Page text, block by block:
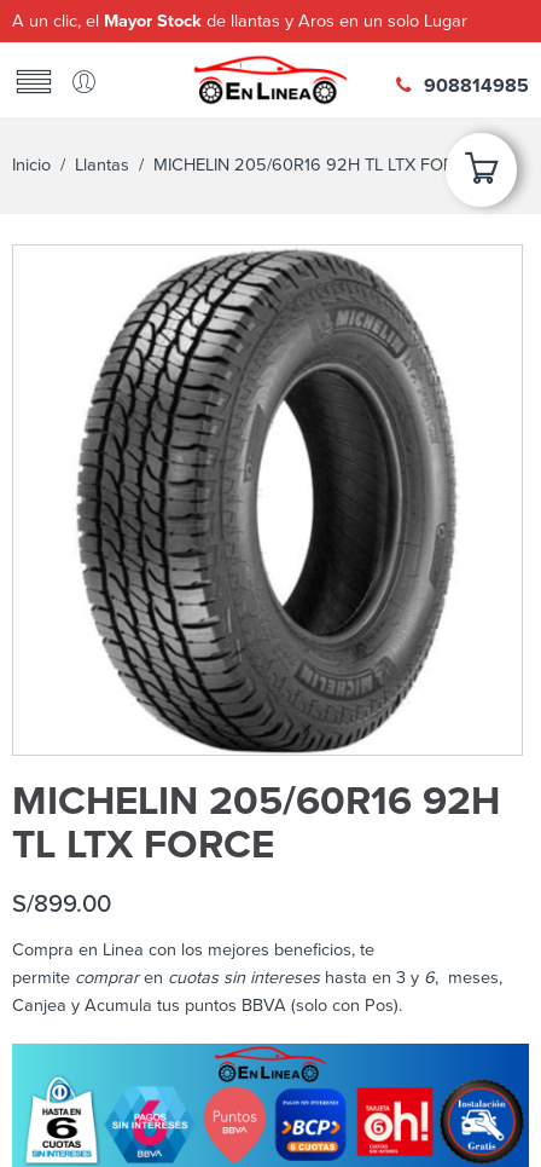
A un clic, el Mayor Stock de llantas y Aros en un solo Lugar
908814985
Inicio / Llantas / MICHELIN 205/60R16 92H TL LTX FORCE
MICHELIN 205/60R16 92H
TL LTX FORCE
S/899.00
Compra en Linea con los mejores beneficios, te
permite compraren cuotas sin intereseshasta en 3 y 6, meses,
Canjea y Acumula tus puntos BBVA (solo con Pos).